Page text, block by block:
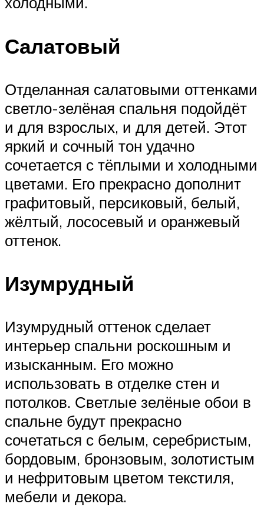
Салатовый
Отделанная салатовыми оттенками
светло-зелёная спальня подойдёт
и для взрослых, и для детей. Этот
яркий и сочный тон удачно
сочетается с тёплыми и холодными
цветами. Его прекрасно дополнит
графитовый, персиковый, белый,
жёлтый, лососевый и оранжевый
оттенок.
Изумрудный
Изумрудный оттенок сделает
интерьер спальни роскошным и
изысканным. Его можно
использовать в отделке стен и
потолков. Светлые зелёные обои в
спальне будут прекрасно
сочетаться с белым, серебристым,
бордовым, бронзовым, золотистым
и нефритовым цветом текстиля,
мебели и декора.